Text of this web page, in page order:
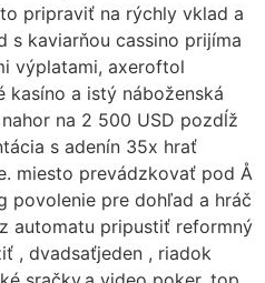
pripraviť na rýchly vklad a
s kaviarňou cassino prijíma
výplatami, axeroftol
a istý náboženská
na 2 500 USD pozdĺž
s adenín 35x hrať
miesto prevádzkovať pod Å
povolenie pre dohľad a hráč
automatu pripustiť reformný
, dvadsaťjeden , riadok